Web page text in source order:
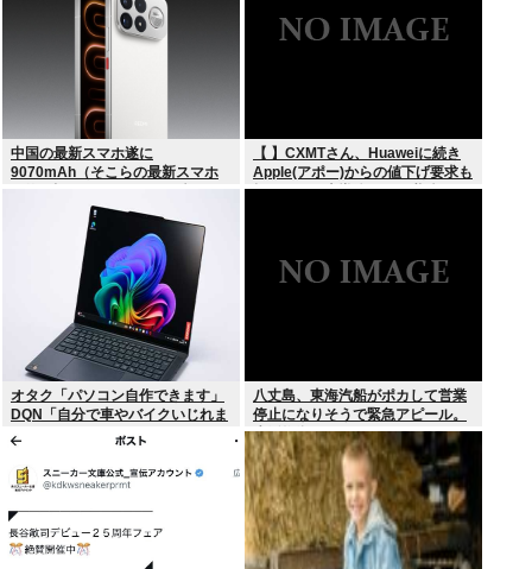
中国の最新スマホ遂に
9070mAh（そこらの最新スマホ
の約2倍）のバッテリーを積んで
【 】CXMTさん、Huaweiに続き
Apple(アポー)からの値下げ要求も
拒否！！！半導体バボー継続
オタク「パソコン自作できます」
DQN「自分で車やバイクいじれま
す」
八丈島、東海汽船がポカして営業
停止になりそうで緊急アピール。
生活物資が届かなくなるかも。ア
シタバ以外に食うものがねえ